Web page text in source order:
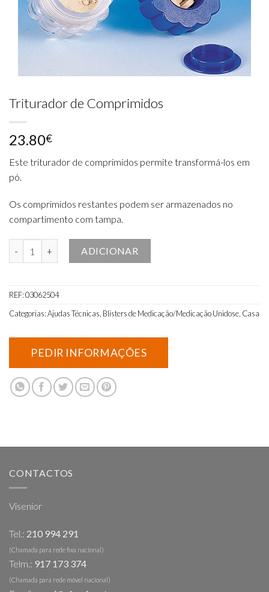
Triturador de Comprimidos
23.80€
Este triturador de comprimidos permite transformá-los em
pó.
Os comprimidos restantes podem ser armazenados no
compartimento com tampa.
ADICIONAR
REF:03062504
Categorias:Ajudas Técnicas Blisters de Medicação/Medicação Unidose Casa
CONTACTOS
Visenior
Tel.: 210 994 291
(Chamada para rede fixa nacional)
Telm.: 917 173 374
(Chamada para rede móvel nacional)